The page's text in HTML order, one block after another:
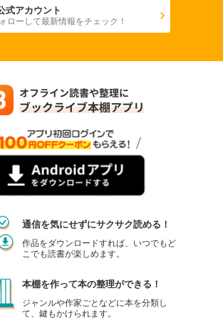
式アカウント
ローして最新情報をチェック！
通信を気にせずにサクサク読める！
作品をダウンロードすれば、いつでもど
こでも読書が楽しめます。
本棚を作って本の整理ができる！
ジャンルや作家ごとなどに本を分類し
て、鍵もかけられます。